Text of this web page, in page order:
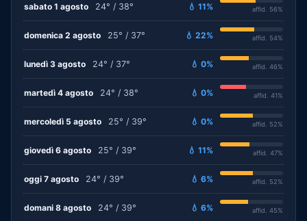
sabato 1 agosto 24° / 38° 💧 11% affid. 56%
domenica 2 agosto 25° / 37° 💧 22% affid. 54%
lunedì 3 agosto 24° / 37° 💧 0% affid. 46%
martedì 4 agosto 24° / 38° 💧 0% affid. 41%
mercoledì 5 agosto 25° / 39° 💧 0% affid. 52%
giovedì 6 agosto 25° / 39° 💧 11% affid. 47%
oggi 7 agosto 24° / 39° 💧 6% affid. 52%
domani 8 agosto 24° / 39° 💧 6% affid. 45%